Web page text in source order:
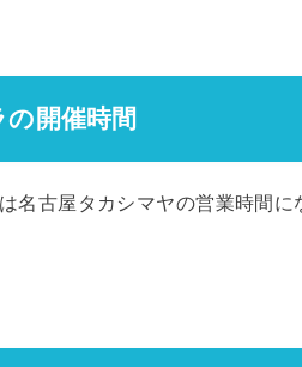
開催時間
名古屋タカシマヤの営業時間に